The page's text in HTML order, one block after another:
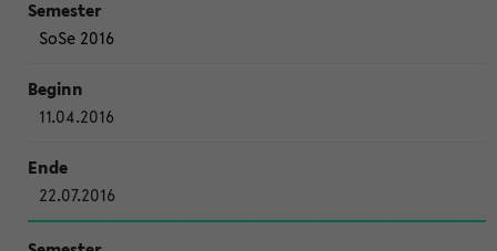
SoSe 2016
11.04.2016
22.07.2016